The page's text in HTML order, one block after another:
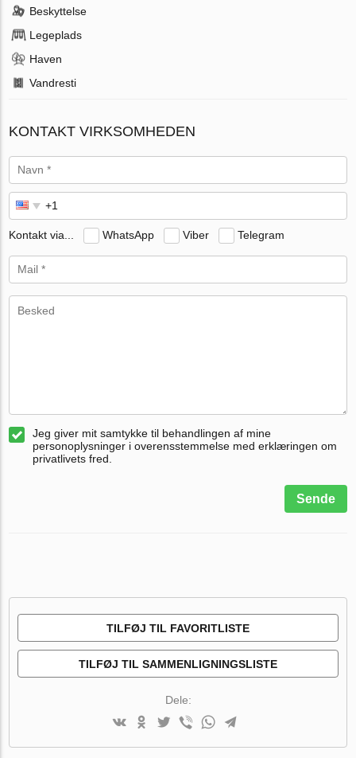
Beskyttelse
Legeplads
Haven
Vandresti
KONTAKT VIRKSOMHEDEN
Kontakt via... WhatsApp Viber Telegram
Jeg giver mit samtykke til behandlingen af mine
personoplysninger i overensstemmelse med erklæringen om
privatlivets fred.
Sende
TILFØJ TIL FAVORITLISTE
TILFØJ TIL SAMMENLIGNINGSLISTE
Dele: